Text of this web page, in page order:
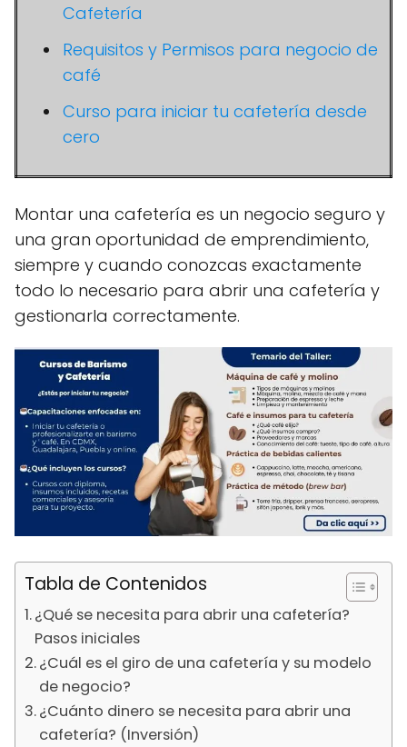
Cafetería
Requisitos y Permisos para negocio de
café
Curso para iniciar tu cafetería desde
cero
Montar una cafetería es un negocio seguro y
una gran oportunidad de emprendimiento,
siempre y cuando conozcas exactamente
todo lo necesario para abrir una cafetería y
gestionarla correctamente.
Tabla de Contenidos
¿Qué se necesita para abrir una cafetería?
Pasos iniciales
¿Cuál es el giro de una cafetería y su modelo
de negocio?
¿Cuánto dinero se necesita para abrir una
cafetería? (Inversión)